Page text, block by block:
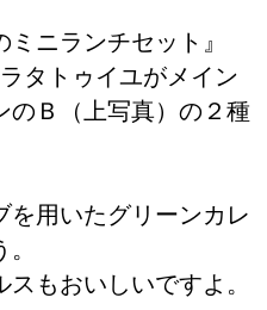
ニランチセット』
タトゥイユがメイン
のＢ（上写真）の２種
を用いたグリーンカレ
もおいしいですよ。